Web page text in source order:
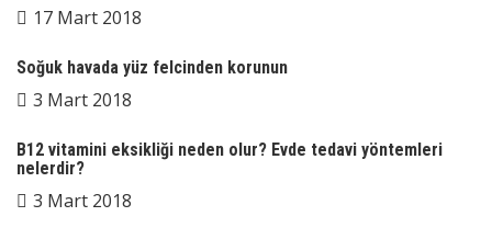
17 Mart 2018
Soğuk havada yüz felcinden korunun
3 Mart 2018
B12 vitamini eksikliği neden olur? Evde tedavi yöntemleri
nelerdir?
3 Mart 2018